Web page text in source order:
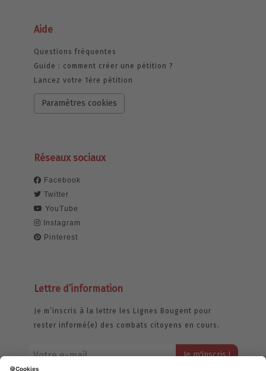
Aide
Questions fréquentes
Guide : comment créer une pétition ?
Lancez votre 1ère pétition
Paramètres cookies
Réseaux sociaux
Facebook
Twitter
YouTube
Instagram
Pinterest
Lettre d’information
Je m’inscris à la lettre les Lignes Bougent pour
rester informé(e) des combats citoyens en cours.